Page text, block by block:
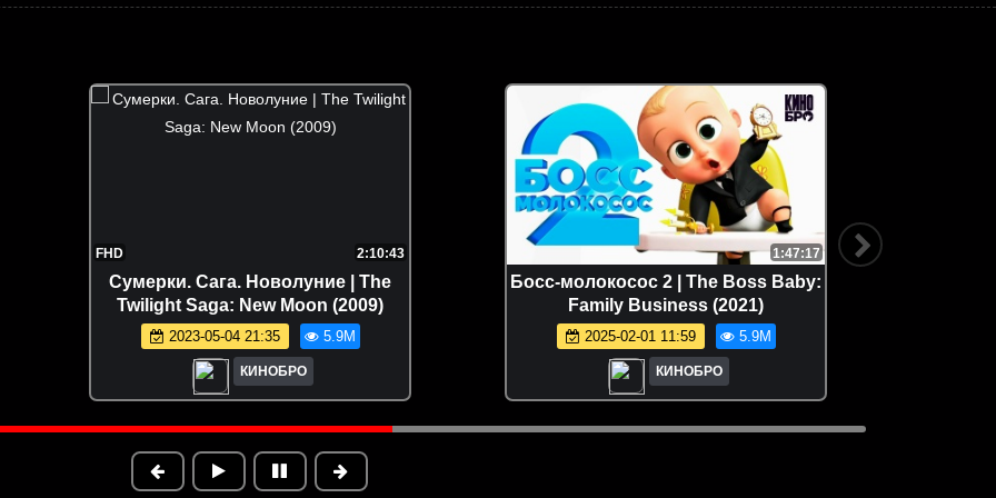
FHD 2:10:43
Сумерки. Сага. Новолуние | The
Twilight Saga: New Moon (2009)
2023-05-04 21:35 5.9M
КИНОБРО
1:47:17
Босс-молокосос 2 | The Boss Baby:
Family Business (2021)
2025-02-01 11:59 5.9M
КИНОБРО